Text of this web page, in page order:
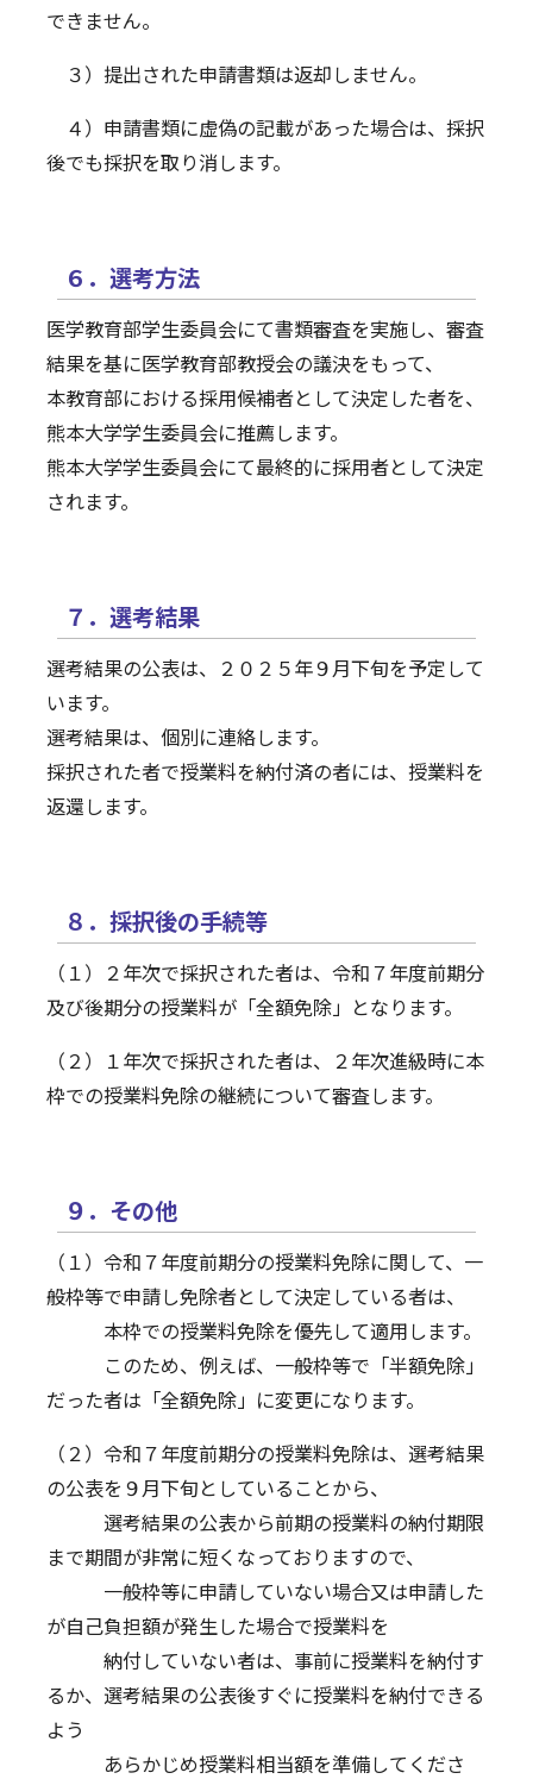
できません。
３）提出された申請書類は返却しません。
４）申請書類に虚偽の記載があった場合は、採択
後でも採択を取り消します。
６．選考方法
医学教育部学生委員会にて書類審査を実施し、審査
結果を基に医学教育部教授会の議決をもって、
本教育部における採用候補者として決定した者を、
熊本大学学生委員会に推薦します。
熊本大学学生委員会にて最終的に採用者として決定
されます。
７．選考結果
選考結果の公表は、２０２５年９月下旬を予定して
います。
選考結果は、個別に連絡します。
採択された者で授業料を納付済の者には、授業料を
返還します。
８．採択後の手続等
（１）２年次で採択された者は、令和７年度前期分
及び後期分の授業料が「全額免除」となります。
（２）１年次で採択された者は、２年次進級時に本
枠での授業料免除の継続について審査します。
９．その他
（１）令和７年度前期分の授業料免除に関して、一
般枠等で申請し免除者として決定している者は、
本枠での授業料免除を優先して適用します。
このため、例えば、一般枠等で「半額免除」
だった者は「全額免除」に変更になります。
（２）令和７年度前期分の授業料免除は、選考結果
の公表を９月下旬としていることから、
選考結果の公表から前期の授業料の納付期限
まで期間が非常に短くなっておりますので、
一般枠等に申請していない場合又は申請した
が自己負担額が発生した場合で授業料を
納付していない者は、事前に授業料を納付す
るか、選考結果の公表後すぐに授業料を納付できる
よう
あらかじめ授業料相当額を準備してくださ